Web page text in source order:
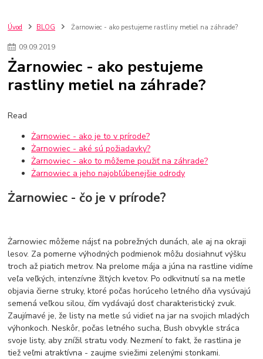
nakupovanie na firmu bez dph
szco nakup bez dph
doplnky
zlaté doplnky
Drezové batérie
Umyvadlové batérie
Kuchynské batérie
Drez so zásuvko
Drezy Kuchynské drezy
Plyšové koberce
Kúpeľnové koberce
čalúnená textília
Poťahové látky
Poťahové látky na nábytok
Provence
Usporiadanie obývacej izby Nábytok
Úvod BLOG Żarnowiec - ako pestujeme rastliny metiel na záhrade?
09.09.2019
Żarnowiec - ako pestujeme
rastliny metiel na záhrade?
Read
Żarnowiec - ako je to v prírode?
Żarnowiec - aké sú požiadavky?
Żarnowiec - ako to môžeme použiť na záhrade?
Żarnowiec a jeho najobľúbenejšie odrody
Żarnowiec - čo je v prírode?
Żarnowiec môžeme nájsť na pobrežných dunách, ale aj na okraji
lesov. Za pomerne výhodných podmienok môžu dosiahnuť výšku
troch až piatich metrov. Na prelome mája a júna na rastline vidíme
veľa veľkých, intenzívne žltých kvetov. Po odkvitnutí sa na metle
objavia čierne struky, ktoré počas horúceho letného dňa vysúvajú
semená veľkou silou, čím vydávajú dosť charakteristický zvuk.
Zaujímavé je, že listy na metle sú vidieť na jar na svojich mladých
výhonkoch. Neskôr, počas letného sucha, Bush obvykle stráca
svoje listy, aby znížil stratu vody. Nezmení to fakt, že rastlina je
tiež veľmi atraktívna - zaujme sviežimi zelenými stonkami.